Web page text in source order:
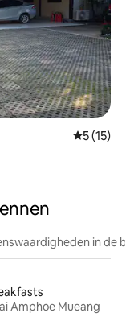
5 (15)
in de
Amphoe Mueang